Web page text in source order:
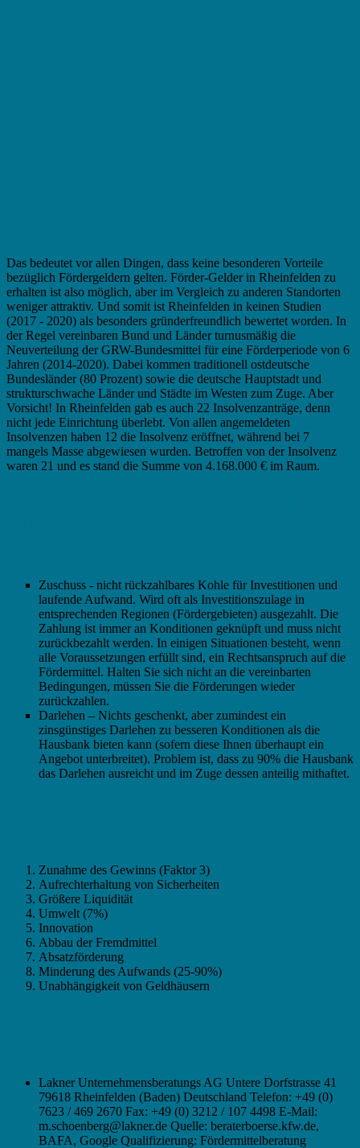
Das bedeutet vor allen Dingen, dass keine besonderen Vorteile
bezüglich Fördergeldern gelten. Förder-Gelder in Rheinfelden zu
erhalten ist also möglich, aber im Vergleich zu anderen Standorten
weniger attraktiv. Und somit ist Rheinfelden in keinen Studien
(2017 - 2020) als besonders gründerfreundlich bewertet worden. In
der Regel vereinbaren Bund und Länder turnusmäßig die
Neuverteilung der GRW-Bundesmittel für eine Förderperiode von 6
Jahren (2014-2020). Dabei kommen traditionell ostdeutsche
Bundesländer (80 Prozent) sowie die deutsche Hauptstadt und
strukturschwache Länder und Städte im Westen zum Zuge. Aber
Vorsicht! In Rheinfelden gab es auch 22 Insolvenzanträge, denn
nicht jede Einrichtung überlebt. Von allen angemeldeten
Insolvenzen haben 12 die Insolvenz eröffnet, während bei 7
mangels Masse abgewiesen wurden. Betroffen von der Insolvenz
waren 21 und es stand die Summe von 4.168.000 € im Raum.
Zuschuss - nicht rückzahlbares Kohle für Investitionen und
laufende Aufwand. Wird oft als Investitionszulage in
entsprechenden Regionen (Fördergebieten) ausgezahlt. Die
Zahlung ist immer an Konditionen geknüpft und muss nicht
zurückbezahlt werden. In einigen Situationen besteht, wenn
alle Voraussetzungen erfüllt sind, ein Rechtsanspruch auf die
Fördermittel. Halten Sie sich nicht an die vereinbarten
Bedingungen, müssen Sie die Förderungen wieder
zurückzahlen.
Darlehen – Nichts geschenkt, aber zumindest ein
zinsgünstiges Darlehen zu besseren Konditionen als die
Hausbank bieten kann (sofern diese Ihnen überhaupt ein
Angebot unterbreitet). Problem ist, dass zu 90% die Hausbank
das Darlehen ausreicht und im Zuge dessen anteilig mithaftet.
Zunahme des Gewinns (Faktor 3)
Aufrechterhaltung von Sicherheiten
Größere Liquidität
Umwelt (7%)
Innovation
Abbau der Fremdmittel
Absatzförderung
Minderung des Aufwands (25-90%)
Unabhängigkeit von Geldhäusern
Lakner Unternehmensberatungs AG Untere Dorfstrasse 41
79618 Rheinfelden (Baden) Deutschland Telefon: +49 (0)
7623 / 469 2670 Fax: +49 (0) 3212 / 107 4498 E-Mail:
m.schoenberg@lakner.de Quelle: beraterboerse.kfw.de,
BAFA, Google Qualifizierung: Fördermittelberatung